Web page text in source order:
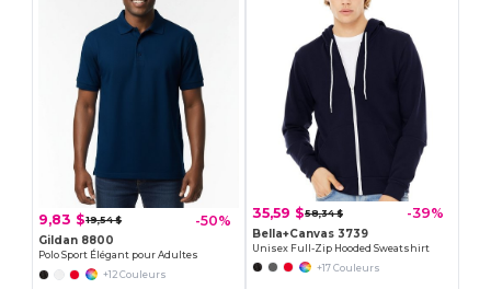
9,83 $19,54 $ -50%
Gildan 8800
Polo Sport Élégant pour Adultes
+12 Couleurs
35,59 $58,34 $ -39%
Bella+Canvas 3739
Unisex Full-Zip Hooded Sweatshirt
+17 Couleurs